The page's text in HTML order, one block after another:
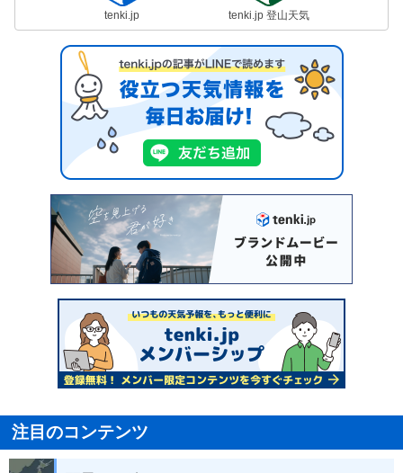
tenki.jp tenki.jp 登山天気
注目のコンテンツ